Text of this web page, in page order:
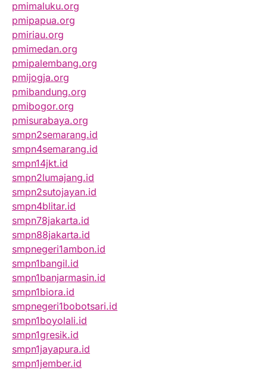
pmimaluku.org
pmipapua.org
pmiriau.org
pmimedan.org
pmipalembang.org
pmijogja.org
pmibandung.org
pmibogor.org
pmisurabaya.org
smpn2semarang.id
smpn4semarang.id
smpn14jkt.id
smpn2lumajang.id
smpn2sutojayan.id
smpn4blitar.id
smpn78jakarta.id
smpn88jakarta.id
smpnegeri1ambon.id
smpn1bangil.id
smpn1banjarmasin.id
smpn1biora.id
smpnegeri1bobotsari.id
smpn1boyolali.id
smpn1gresik.id
smpn1jayapura.id
smpn1jember.id